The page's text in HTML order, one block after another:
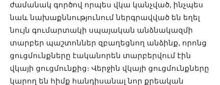
ժամանակ գործով որպես վկա կանչված, ինչպես
նաև նախաքննությունում ներգրավված են եղել
նույն գումարտակի սպայական անձնակազմի
տարբեր պաշտոններ զբաղեցնող անձինք, որոնց
ցուցմունքները էականորեն տարբերվում էին
վկայի ցուցմունքից։ Վերջին վկայի ցուցմունքները
կարող են հիմք հանդիսանալ նոր քրեական